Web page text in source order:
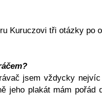
Kuruczovi tři otázky po
jsem vždycky
jeho plakát mám pořád